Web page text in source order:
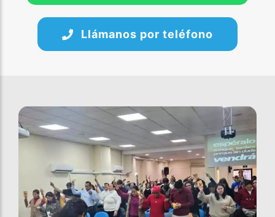
Llámanos por teléfono